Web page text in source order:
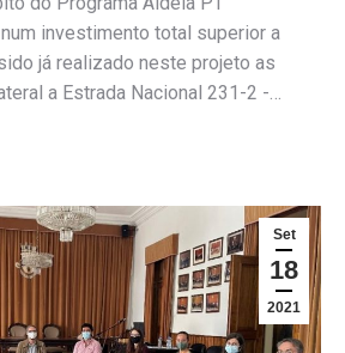
investimento total superior a
já realizado neste projeto as
a Estrada Nacional 231-2 -…
Set
18
2021